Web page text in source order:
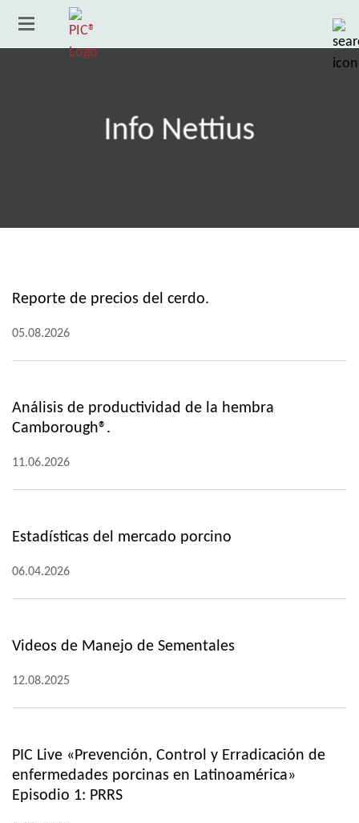
Info Nettius
Reporte de precios del cerdo.
05.08.2026
Análisis de productividad de la hembra
Camborough®.
11.06.2026
Estadísticas del mercado porcino
06.04.2026
Videos de Manejo de Sementales
12.08.2025
PIC Live «Prevención, Control y Erradicación de
enfermedades porcinas en Latinoamérica»
Episodio 1: PRRS